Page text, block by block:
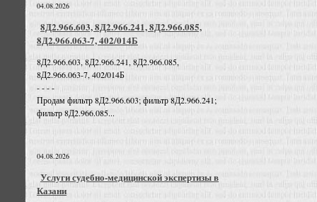
04.08.2026
8Д2.966.603, 8Д2.966.241, 8Д2.966.085,
8Д2.966.063-7, 402/014Б
8Д2.966.603, 8Д2.966.241, 8Д2.966.085,
8Д2.966.063-7, 402/014Б
- - - -
Продам фильтр 8Д2.966.603; фильтр 8Д2.966.241;
фильтр 8Д2.966.085...
04.08.2026
Услуги судебно-медицинской экспертизы в
Казани